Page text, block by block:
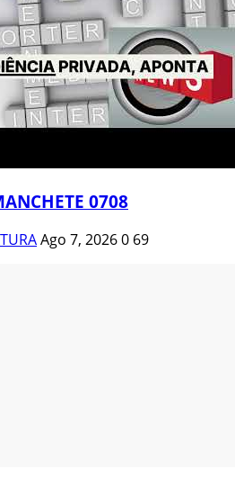
0708
Ago 7, 20260 69